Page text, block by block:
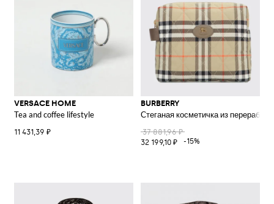
VERSACE HOME
Tea and coffee lifestyle
11 431,39 ₽
BURBERRY
Стеганая косметичка из
37 881,96 ₽
32 199,10 ₽
-15%